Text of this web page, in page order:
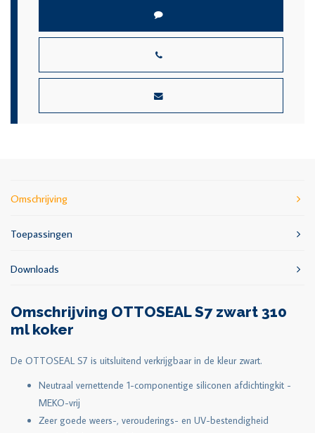
Omschrijving
Toepassingen
Downloads
Omschrijving OTTOSEAL S7 zwart 310
ml koker
De OTTOSEAL S7 is uitsluitend verkrijgbaar in de kleur zwart.
Neutraal vernettende 1-componentige siliconen afdichtingkit -
MEKO-vrij
Zeer goede weers-, verouderings- en UV-bestendigheid